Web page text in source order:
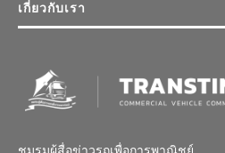
เกี่ยวกับเรา